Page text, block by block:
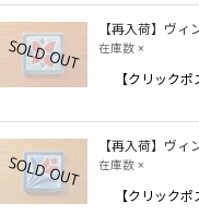
【再入荷】ヴ
在庫数 ×
【クリック
【再入荷】ヴ
在庫数 ×
【クリック